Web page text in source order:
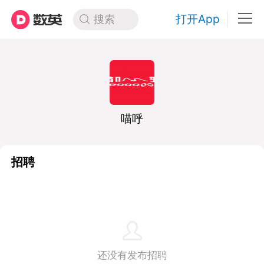
搜索 打开App
喵呼
招聘
还没有发布招聘